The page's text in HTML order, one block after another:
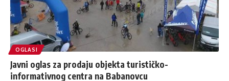
OGLASI
Javni oglas za prodaju objekta turističko-
informativnog centra na Babanovcu